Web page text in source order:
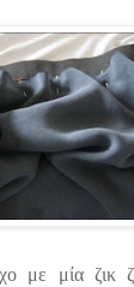
με μία ζικ